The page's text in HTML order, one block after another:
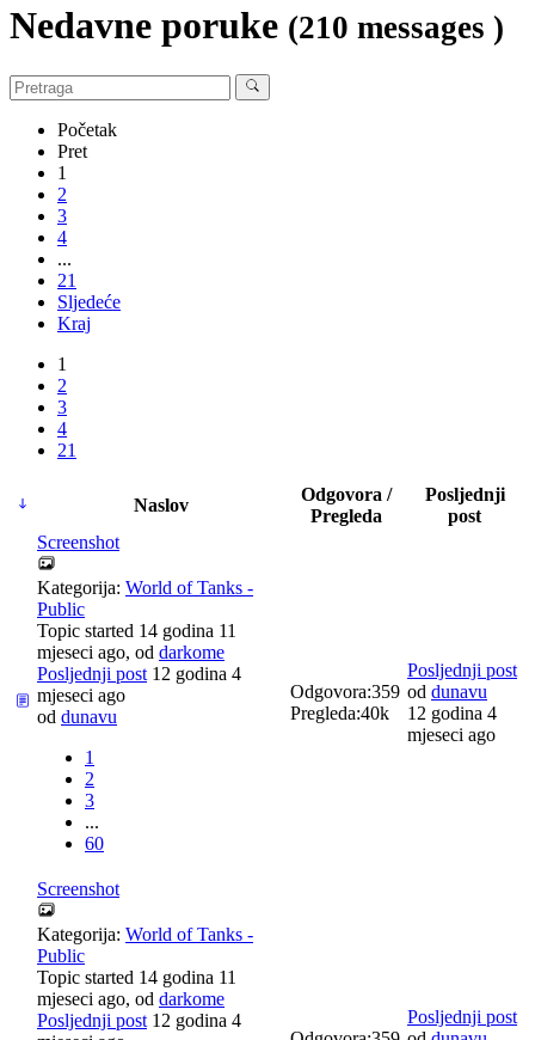
Nedavne poruke (210 messages )
Početak
Pret
1
2
3
4
...
21
Sljedeće
Kraj
1
2
3
4
21
Naslov
Odgovora /
Pregleda
Posljednji
post
Screenshot
Kategorija: World of Tanks -
Public
Topic started 14 godina 11
mjeseci ago, od darkome
Posljednji post 12 godina 4
mjeseci ago
od dunavu
1
2
3
...
60
Odgovora:359
Pregleda:40k
Posljednji post
od dunavu
12 godina 4
mjeseci ago
Screenshot
Kategorija: World of Tanks -
Public
Topic started 14 godina 11
mjeseci ago, od darkome
Posljednji post 12 godina 4
Posljednji post